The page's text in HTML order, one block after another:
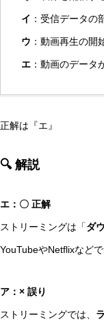
イ ：受信データ
ウ ：動画再生の
エ ：動画のデー
正解は『エ』
🔍 解説
エ：〇 正解
ストリーミングは「ダ
YouTubeやNetflixなど
ア：× 誤り
ストリーミングでは、